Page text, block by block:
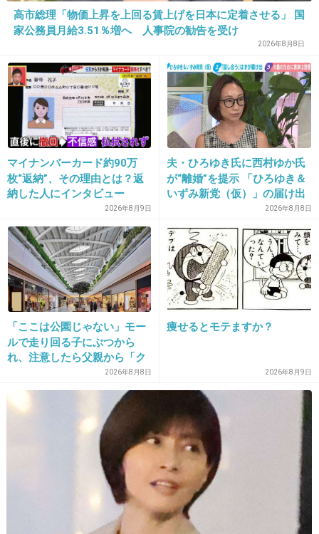
私はいつも使ってるパンティで、ナプキンつけてるw
買おうかなぁといつも思うけど、
+28 -111
19. 匿名2013/02/19(火) 23:45:06
特に、生理用の下着は着けません。
汚れてもいい２軍ですが、普段と同じものを着けてます。
+19 -61
20. 匿名 2013/02/19(火) 23:49:21
しまむらとウイングのサニタリー使ってます
どちらも綿100なので履き心地いいからストレ
スなし
2013/02/19(火) 23:51:09
18が男性だと思うの。
大抵の女の人は下着の事をパンティなんて言わ
+120
高市総理「物価上昇を上回る賃上げを日本に定着させる」 国
家公務員月給3.51％増へ 人事院の勧告を受け
2026年8月8日
マイナンバーカード約90万
枚“返納”、その理由とは？返
納した人にインタビュー
2026年8月9日
夫・ひろゆき氏に西村ゆか氏
が“離婚”を提示 「ひろゆき＆
いずみ新党（仮）」の届け出
を知らされず激怒「信頼関係
が保てない状態で夫婦を続け
るのは無理」
2026年8月8日
「ここは公園じゃない」モー
ルで走り回る子にぶつから
れ、注意したら父親から「ク
ソババア」の暴言。「子ども
だから多めに見ろ」を強要し
てくる人物とは
2026年8月8日
痩せるとモテますか？
2026年8月9日